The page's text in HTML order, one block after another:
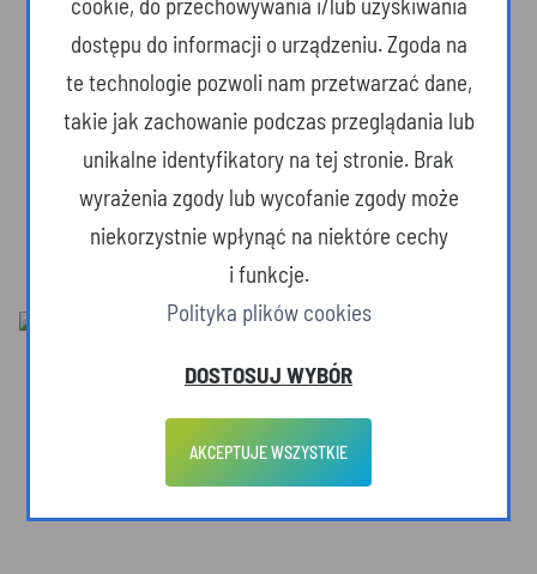
Dzika przyroda
dostępu do informacji o urządzeniu. Zgoda na
te technologie pozwoli nam przetwarzać dane,
takie jak zachowanie podczas przeglądania lub
unikalne identyfikatory na tej stronie. Brak
wyrażenia zgody lub wycofanie zgody może
niekorzystnie wpłynąć na niektóre cechy
i funkcje.
Polityka plików cookies
DOSTOSUJ WYBÓR
AKCEPTUJE WSZYSTKIE